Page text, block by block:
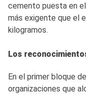
cemento puesta en
más exigente que el
kilogramos.
Los
En el primer bloque
organizaciones que